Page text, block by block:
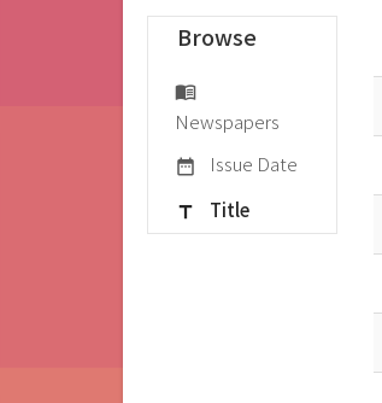
Browse
menu_book
Newspapers
date_range Issue Date
title Title